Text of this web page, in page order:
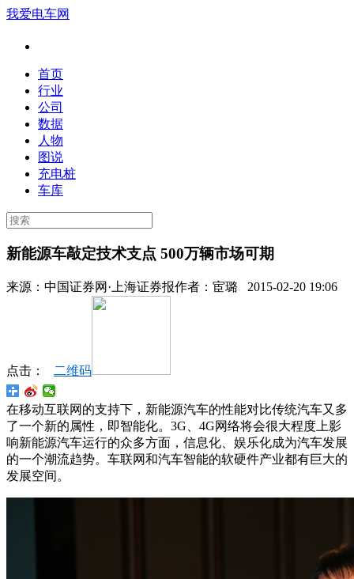
我爱电车网
首页
行业
公司
数据
人物
图说
充电桩
车库
新能源车敲定技术支点 500万辆市场可期
来源： 中国证券网·上海证券报作者： 宦璐 2015-02-20 19:06
点击： 二维码
在移动互联网的支持下，新能源汽车的性能对比传统汽车又多
了一个新的属性，即智能化。3G、4G网络将会很大程度上影
响新能源汽车运行的众多方面，信息化、娱乐化成为汽车发展
的一个潮流趋势。车联网和汽车智能的软硬件产业都有巨大的
发展空间。